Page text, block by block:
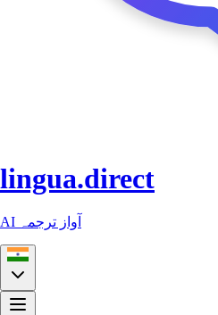
lingua.direct
AI آواز ترجمہ